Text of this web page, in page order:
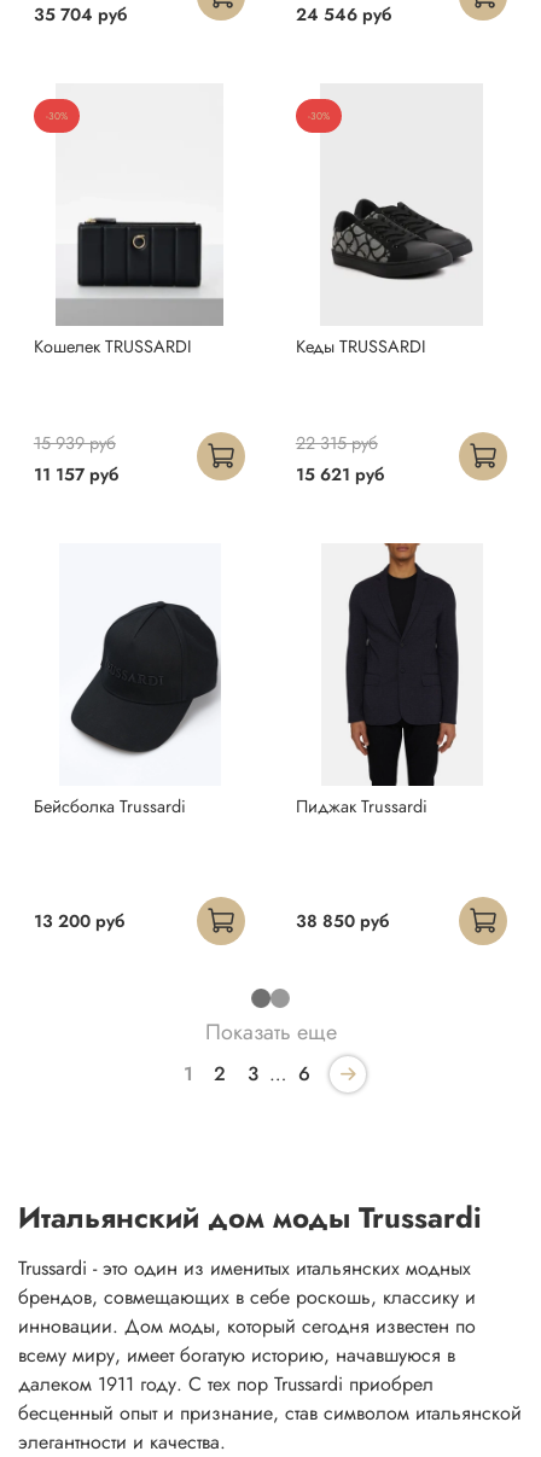
35 704 руб 24 546 руб
-30%
Кошелек TRUSSARDI
11 157 руб
15 939 руб
-30%
Кеды TRUSSARDI
15 621 руб
22 315 руб
Бейсболка Trussardi
13 200 руб
Пиджак Trussardi
38 850 руб
Показать еще
1 2 3 … 6
Итальянский дом моды Trussardi
Trussardi - это один из именитых итальянских модных
брендов, совмещающих в себе роскошь, классику и
инновации. Дом моды, который сегодня известен по
всему миру, имеет богатую историю, начавшуюся в
далеком 1911 году. С тех пор Trussardi приобрел
бесценный опыт и признание, став символом итальянской
элегантности и качества.